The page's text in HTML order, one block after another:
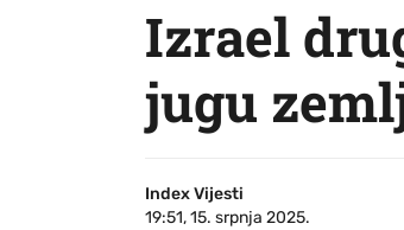
Izrael
jugu
Index Vijesti
19:51, 15. srpnja 2025.